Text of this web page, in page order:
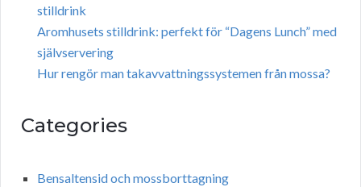
stilldrink
Aromhusets stilldrink: perfekt för “Dagens Lunch” med
självservering
Hur rengör man takavvattningssystemen från mossa?
Categories
Bensaltensid och mossborttagning